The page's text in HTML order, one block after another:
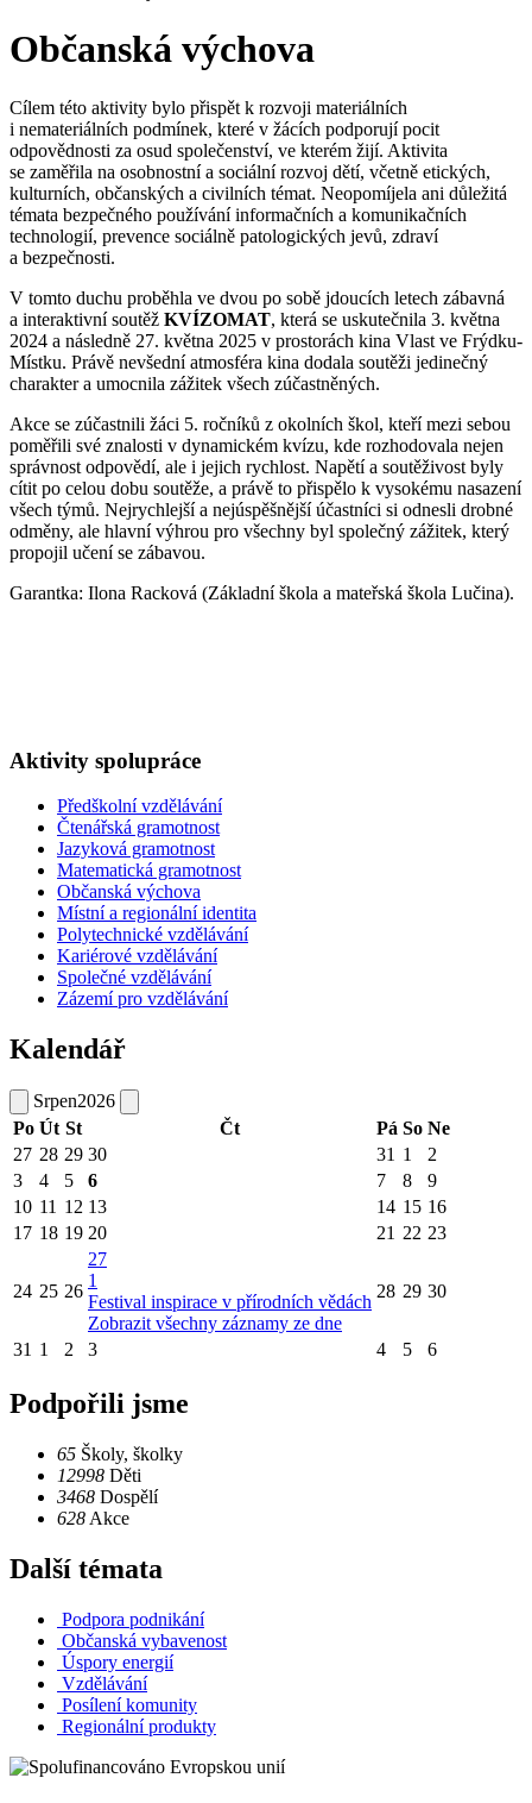
Občanská výchova
Cílem této aktivity bylo přispět k rozvoji materiálních
i nemateriálních podmínek, které v žácích podporují pocit
odpovědnosti za osud společenství, ve kterém žijí. Aktivita
se zaměřila na osobnostní a sociální rozvoj dětí, včetně etických,
kulturních, občanských a civilních témat. Neopomíjela ani důležitá
témata bezpečného používání informačních a komunikačních
technologií, prevence sociálně patologických jevů, zdraví
a bezpečnosti.
V tomto duchu proběhla ve dvou po sobě jdoucích letech zábavná
a interaktivní soutěž KVÍZOMAT, která se uskutečnila 3. května
2024 a následně 27. května 2025 v prostorách kina Vlast ve Frýdku-
Místku. Právě nevšední atmosféra kina dodala soutěži jedinečný
charakter a umocnila zážitek všech zúčastněných.
Akce se zúčastnili žáci 5. ročníků z okolních škol, kteří mezi sebou
poměřili své znalosti v dynamickém kvízu, kde rozhodovala nejen
správnost odpovědí, ale i jejich rychlost. Napětí a soutěživost byly
cítit po celou dobu soutěže, a právě to přispělo k vysokému nasazení
všech týmů. Nejrychlejší a nejúspěšnější účastníci si odnesli drobné
odměny, ale hlavní výhrou pro všechny byl společný zážitek, který
propojil učení se zábavou.
Garantka: Ilona Racková (Základní škola a mateřská škola Lučina).
Aktivity spolupráce
Předškolní vzdělávání
Čtenářská gramotnost
Jazyková gramotnost
Matematická gramotnost
Občanská výchova
Místní a regionální identita
Polytechnické vzdělávání
Kariérové vzdělávání
Společné vzdělávání
Zázemí pro vzdělávání
Kalendář
Srpen2026
Po Út St Čt Pá So Ne
27 28 29 30 31 1
2
3
4 5 6 7 8
9
10 11 12 13 14 15 16
17 18 19 20 21 22 23
24 25 26
27
1
Festival inspirace v přírodních vědách
Zobrazit všechny záznamy ze dne
28 29 30
31 1 2 3 4 5 6
Podpořili jsme
65 Školy, školky
12998 Děti
3468 Dospělí
628 Akce
Další témata
Podpora podnikání
Občanská vybavenost
Úspory energií
Vzdělávání
Posílení komunity
Regionální produkty